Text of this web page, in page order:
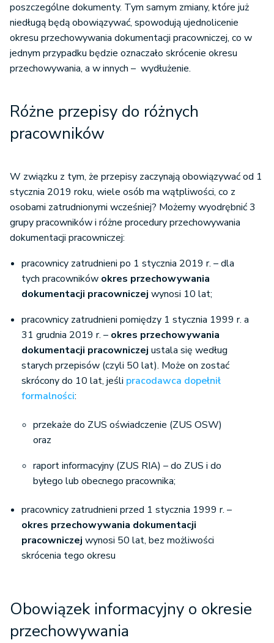
poszczególne dokumenty. Tym samym zmiany, które już
niedługą będą obowiązywać, spowodują ujednolicenie
okresu przechowywania dokumentacji pracowniczej, co w
jednym przypadku będzie oznaczało skrócenie okresu
przechowywania, a w innych – wydłużenie.
Różne przepisy do różnych
pracowników
W związku z tym, że przepisy zaczynają obowiązywać od 1
stycznia 2019 roku, wiele osób ma wątpliwości, co z
osobami zatrudnionymi wcześniej? Możemy wyodrębnić 3
grupy pracowników i różne procedury przechowywania
dokumentacji pracowniczej:
pracownicy zatrudnieni po 1 stycznia 2019 r. – dla
tych pracowników okres przechowywania
dokumentacji pracowniczej wynosi 10 lat;
pracownicy zatrudnieni pomiędzy 1 stycznia 1999 r. a
31 grudnia 2019 r. – okres przechowywania
dokumentacji pracowniczej ustala się według
starych przepisów (czyli 50 lat). Może on zostać
skrócony do 10 lat, jeśli pracodawca dopełnił
formalności:
przekaże do ZUS oświadczenie (ZUS OSW)
oraz
raport informacyjny (ZUS RIA) – do ZUS i do
byłego lub obecnego pracownika;
pracownicy zatrudnieni przed 1 stycznia 1999 r. –
okres przechowywania dokumentacji
pracowniczej wynosi 50 lat, bez możliwości
skrócenia tego okresu
Obowiązek informacyjny o okresie
przechowywania